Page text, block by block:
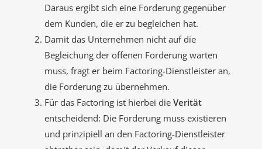
Daraus ergibt sich eine Forderung gegenüber
dem Kunden, die er zu begleichen hat.
Damit das Unternehmen nicht auf die
Begleichung der offenen Forderung warten
muss, fragt er beim Factoring-Dienstleister an,
die Forderung zu übernehmen.
Für das Factoring ist hierbei die Verität
entscheidend: Die Forderung muss existieren
und prinzipiell an den Factoring-Dienstleister